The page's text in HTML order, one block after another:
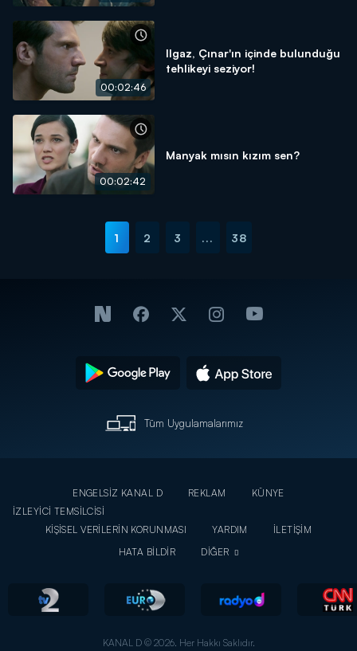
00:02:46
Ilgaz, Çınar'ın içinde bulunduğu
tehlikeyi seziyor!
00:02:42
Manyak mısın kızım sen?
1 2 3 ... 38
Tüm Uygulamalarımız
ENGELSİZ KANAL D REKLAM
KÜNYE
İZLEYİCİ TEMSİLCİSİ
KİŞİSEL VERİLERİN KORUNMASI
YARDIM
İLETİŞİM
HATA BİLDİR
DİĞER
KANAL D © 2026. Her Hakkı Saklıdır.